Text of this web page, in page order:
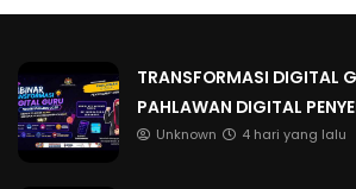
TRANSFORMASI DIGITAL
PAHLAWAN DIGITAL
Unknown 4 hari yang lalu